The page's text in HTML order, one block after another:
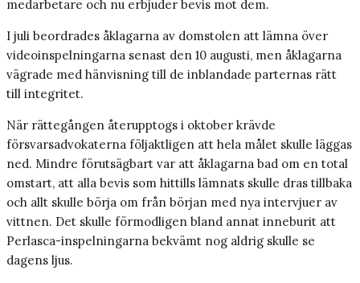
medarbetare och nu erbjuder bevis mot dem.
I juli beordrades åklagarna av domstolen att lämna över
videoinspelningarna senast den 10 augusti, men åklagarna
vägrade med hänvisning till de inblandade parternas rätt
till integritet.
När rättegången återupptogs i oktober krävde
försvarsadvokaterna följaktligen att hela målet skulle läggas
ned. Mindre förutsägbart var att åklagarna bad om en total
omstart, att alla bevis som hittills lämnats skulle dras tillbaka
och allt skulle börja om från början med nya intervjuer av
vittnen. Det skulle förmodligen bland annat inneburit att
Perlasca-inspelningarna bekvämt nog aldrig skulle se
dagens ljus.